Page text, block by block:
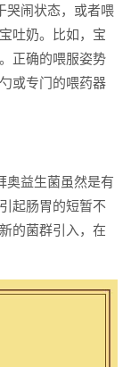
哭闹状态，或者喂
吐奶。比如，宝
正确的喂服姿势
或专门的喂药器
奥益生菌虽然是有
起肠胃的短暂不
的菌群引入，在